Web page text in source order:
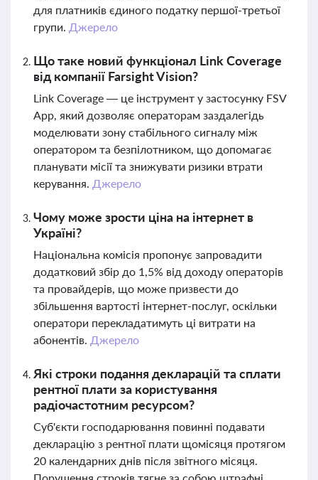
для платників єдиного податку першої-третьої
групи. Джерело
Що таке новий функціонал Link Coverage
від компанії Farsight Vision?
Link Coverage — це інструмент у застосунку FSV
App, який дозволяє операторам заздалегідь
моделювати зону стабільного сигналу між
оператором та безпілотником, що допомагає
планувати місії та знижувати ризики втрати
керування. Джерело
Чому може зрости ціна на інтернет в
Україні?
Національна комісія пропонує запровадити
додатковий збір до 1,5% від доходу операторів
та провайдерів, що може призвести до
збільшення вартості інтернет-послуг, оскільки
оператори перекладатимуть ці витрати на
абонентів. Джерело
Які строки подання декларацій та сплати
рентної плати за користування
радіочастотним ресурсом?
Суб'єкти господарювання повинні подавати
декларацію з рентної плати щомісяця протягом
20 календарних днів після звітного місяця.